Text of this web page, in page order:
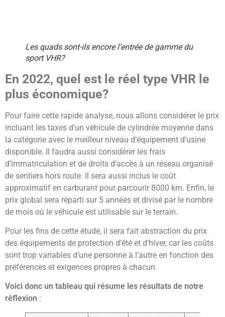
Les quads sont-ils encore l’entrée de gamme du
sport VHR?
En 2022, quel est le réel type VHR le
plus économique?
Pour faire cette rapide analyse, nous allons considérer le prix
incluant les taxes d’un véhicule de cylindrée moyenne dans
la catégorie avec le meilleur niveau d’équipement d’usine
disponible. Il faudra aussi considérer les frais
d’immatriculation et de droits d’accès à un réseau organisé
de sentiers hors route. Il sera aussi inclus le coût
approximatif en carburant pour parcourir 8000 km. Enfin, le
prix global sera réparti sur 5 années et divisé par le nombre
de mois où le véhicule est utilisable sur le terrain.
Pour les fins de cette étude, il sera fait abstraction du prix
des équipements de protection d’été et d’hiver, car les coûts
sont trop variables d’une personne à l’autre en fonction des
préférences et exigences propres à chacun.
Voici donc un tableau qui résume les résultats de notre
réflexion :